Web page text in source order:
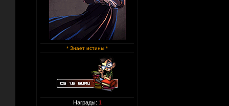
* Знает истины *
Награды: 1